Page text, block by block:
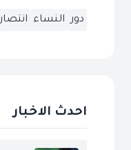
دور النساء انتصار
احدث الاخبار